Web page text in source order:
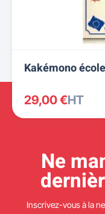
Kakémono
29,00 €HT
Ne
Inscrivez-vous à la